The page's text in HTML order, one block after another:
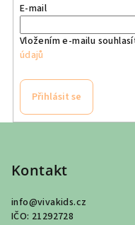
E-mail
Vložením e-mailu
údajů
Přihlásit se
Kontakt
info@vivakids.cz
IČO: 21292728